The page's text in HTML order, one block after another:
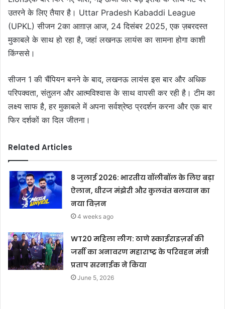
उतरने के लिए तैयार है। Uttar Pradesh Kabaddi League
(UPKL) सीजन 2का आग़ाज़ आज, 24 दिसंबर 2025, एक ज़बरदस्त
मुकाबले के साथ हो रहा है, जहां लखनऊ लायंस का सामना होगा काशी
किंग्ससे।
सीजन 1 की चैंपियन बनने के बाद, लखनऊ लायंस इस बार और अधिक
परिपक्वता, संतुलन और आत्मविश्वास के साथ वापसी कर रही है। टीम का
लक्ष्य साफ है, हर मुकाबले में अपना सर्वश्रेष्ठ प्रदर्शन करना और एक बार
फिर दर्शकों का दिल जीतना।
Related Articles
8 जुलाई 2026: भारतीय वॉलीबॉल के लिए बड़ा
ऐलान, धीरज मंझेरी और कुलवंत बलयान का
नया विज़न
4 weeks ago
WT20 महिला लीग: ठाणे स्काईराइज़र्स की
जर्सी का अनावरण महाराष्ट्र के परिवहन मंत्री
प्रताप सरनाईक ने किया
June 5, 2026